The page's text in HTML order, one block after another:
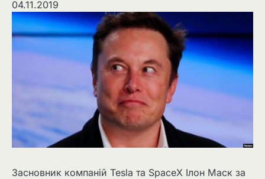
04.11.2019
Засновник компаній Tesla та SpaceX Ілон Маск за